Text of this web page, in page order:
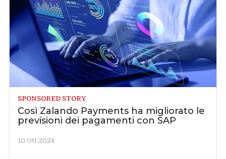
SPONSORED STORY
Così Zalando Payments ha migliorato le
previsioni dei pagamenti con SAP
10 Ott 2024